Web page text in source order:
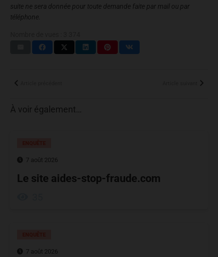
suite ne sera donnée pour toute demande faite par mail ou par
téléphone.
À voir également…
7 août 2026
Le site aides-stop-fraude.com
7 août 2026